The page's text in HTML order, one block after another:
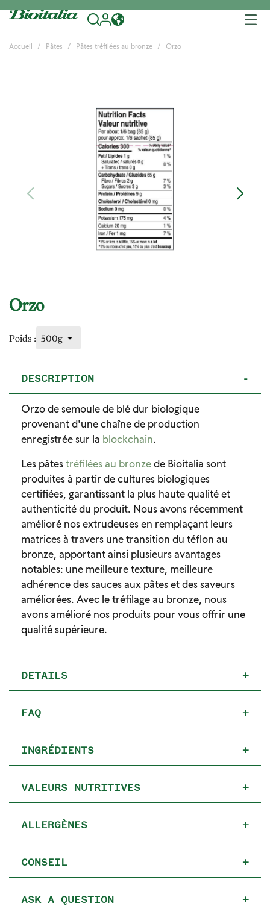
Accueil Pâtes Pâtes tréfilées au bronze Orzo
Orzo
Poids :
DESCRIPTION -
Orzo de semoule de blé dur biologique
provenant d'une chaîne de production
enregistrée sur la blockchain.
Les pâtestréfilées au bronzede Bioitalia sont
produites à partir de cultures biologiques
certifiées, garantissant la plus haute qualité et
authenticité du produit. Nous avons récemment
amélioré nos extrudeuses en remplaçant leurs
matrices à travers une transition du téflon au
bronze, apportant ainsi plusieurs avantages
notables: une meilleure texture, meilleure
adhérence des sauces aux pâtes et des saveurs
améliorées. Avec le tréfilage au bronze, nous
avons amélioré nos produits pour vous offrir une
qualité supérieure.
DETAILS +
FAQ +
INGRÉDIENTS +
VALEURS NUTRITIVES +
ALLERGÈNES +
CONSEIL +
ASK A QUESTION +